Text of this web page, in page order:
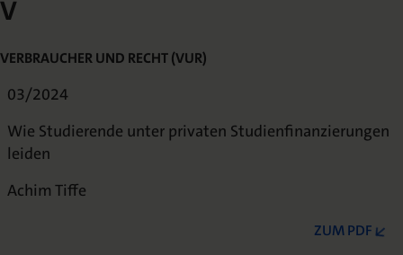
V
VERBRAUCHER UND RECHT (VUR)
03/2024
Wie Studierende unter privaten Studienfinanzierungen
leiden
Achim Tiffe
ZUM PDF